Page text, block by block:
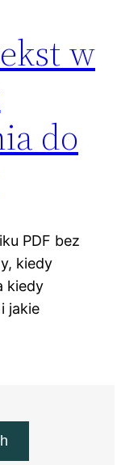
w
do
PDF bez
kiedy
kiedy
jakie